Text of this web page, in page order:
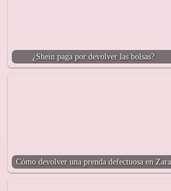
¿Shein paga por devolver las bolsas?
Cómo devolver una prenda defectuosa en Zara